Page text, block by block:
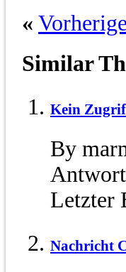
«
Similar
Kein
By
Letzter
Nachricht